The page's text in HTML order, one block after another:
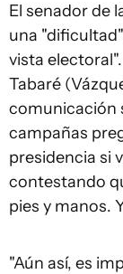
El senador de
una
vista
Tabaré
comunicación
campañas
presidencia si
contestando
pies y manos.
"Aún así, es